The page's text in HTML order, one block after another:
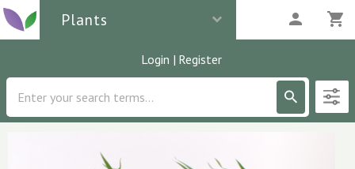
Plants
Login | Register
Description